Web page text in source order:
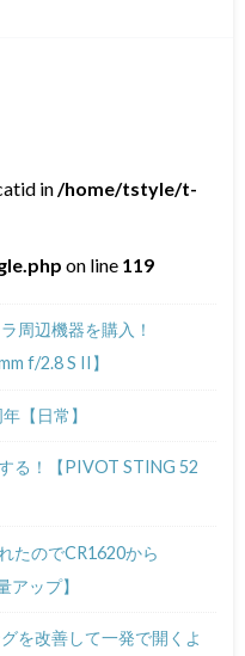
in/home/tstyle/t-
on line 119
周辺機器を購入！
f/2.8 S II】
【日常】
る！【PIVOT STING 52
たのでCR1620から
アップ】
を改善して一発で開くよ